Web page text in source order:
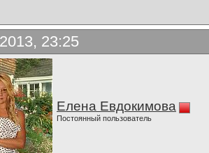
23:25
Елена Евдокимова
Постоянный пользователь